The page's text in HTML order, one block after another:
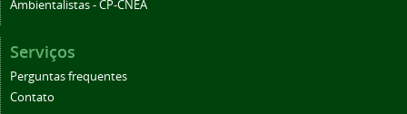
Ambientalistas - CP-CNEA
Serviços
Perguntas frequentes
Contato